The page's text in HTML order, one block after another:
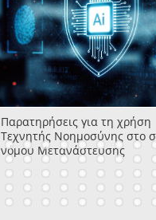
Παρατηρήσεις για τη χρήση
Τεχνητής Νοημοσύνης στο
νόμου Μετανάστευσης